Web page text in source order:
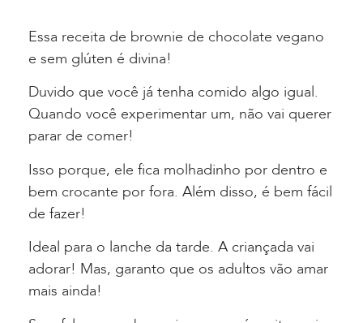
Essa receita de brownie de chocolate vegano
e sem glúten é divina!
Duvido que você já tenha comido algo igual.
Quando você experimentar um, não vai querer
parar de comer!
Isso porque, ele fica molhadinho por dentro e
bem crocante por fora. Além disso, é bem fácil
de fazer!
Ideal para o lanche da tarde. A criançada vai
adorar! Mas, garanto que os adultos vão amar
mais ainda!